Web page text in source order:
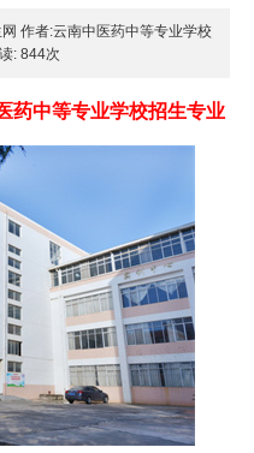
作者:云南中医药中等专业学校
: 844次
药中等专业学校招生专业